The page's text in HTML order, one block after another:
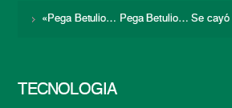
«Pega Betulio… Pega Betulio… Se cayó
TECNOLOGÍA